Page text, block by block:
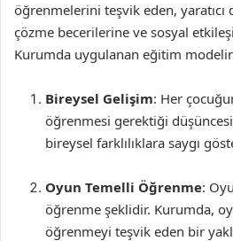
öğrenmelerini teşvik eden,
çözme becerilerine ve sosyal
Kurumda uygulanan eğitim
Bireysel Gelişim: Her
öğrenmesi gerektiği
bireysel farklılıklara saygı
Oyun Temelli Öğrenme:
öğrenme şeklidir. Kurumda,
öğrenmeyi teşvik eden bir